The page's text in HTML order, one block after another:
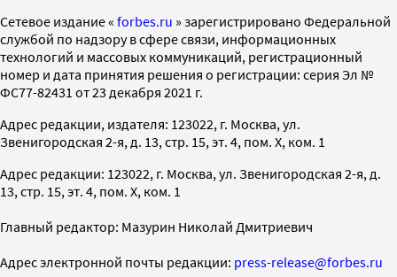
Cетевое издание « forbes.ru » зарегистрировано Федеральной
службой по надзору в сфере связи, информационных
технологий и массовых коммуникаций, регистрационный
номер и дата принятия решения о регистрации: серия Эл №
ФС77-82431 от 23 декабря 2021 г.
Адрес редакции, издателя: 123022, г. Москва, ул.
Звенигородская 2-я, д. 13, стр. 15, эт. 4, пом. X, ком. 1
Адрес редакции: 123022, г. Москва, ул. Звенигородская 2-я, д.
13, стр. 15, эт. 4, пом. X, ком. 1
Главный редактор: Мазурин Николай Дмитриевич
Адрес электронной почты редакции: press-release@forbes.ru